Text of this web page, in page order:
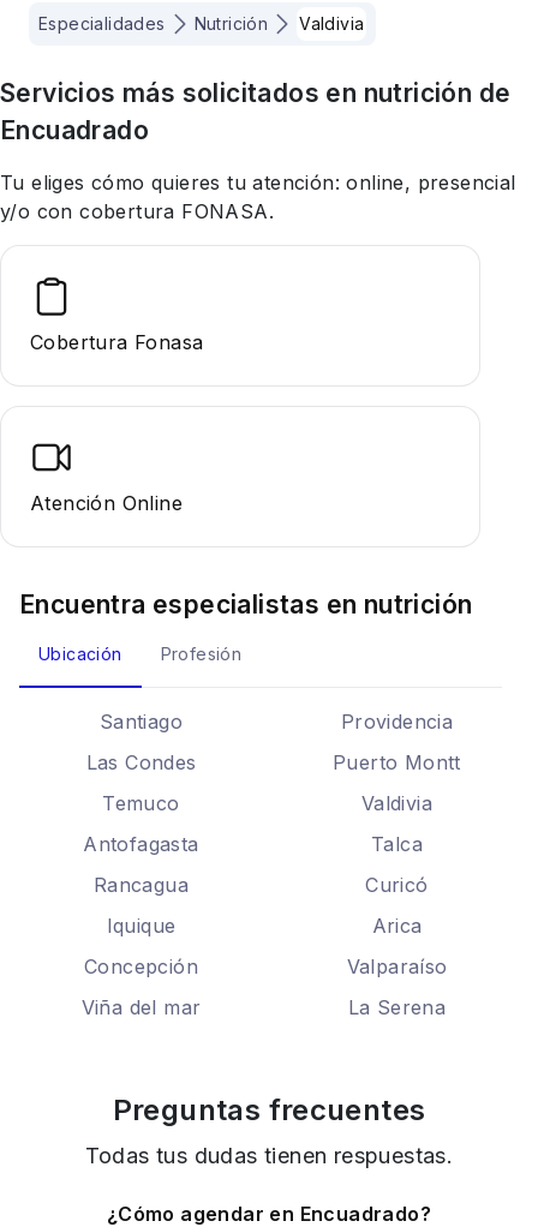
Especialidades Nutrición Valdivia
Servicios más solicitados en nutrición de
Encuadrado
Tu eliges cómo quieres tu atención: online, presencial
y/o con cobertura FONASA.
Cobertura Fonasa
Atención Online
Encuentra especialistas en nutrición
Ubicación Profesión
Santiago
Providencia
Las Condes
Puerto Montt
Temuco
Valdivia
Antofagasta
Talca
Rancagua
Curicó
Iquique
Arica
Concepción
Valparaíso
Viña del mar
La Serena
Preguntas frecuentes
Todas tus dudas tienen respuestas.
¿Cómo agendar en Encuadrado?